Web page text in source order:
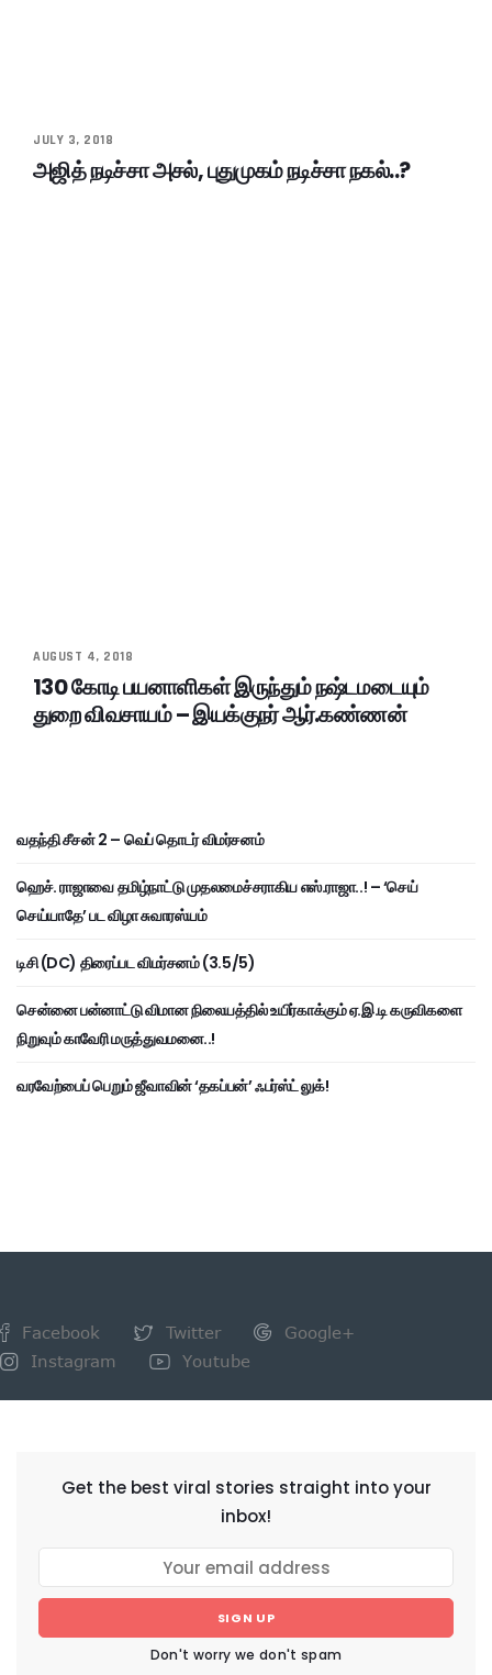
JULY 3, 2018
அஜித் நடிச்சா அசல், புதுமுகம் நடிச்சா நகல்..?
AUGUST 4, 2018
130 கோடி பயனாளிகள் இருந்தும் நஷ்டமடையும்
துறை விவசாயம் – இயக்குநர் ஆர்.கண்ணன்
வதந்தி சீசன் 2 – வெப் தொடர் விமர்சனம்
ஹெச். ராஜாவை தமிழ்நாட்டு முதலமைச்சராகிய எஸ்.ராஜா..! – ‘செய்
செய்யாதே’ பட விழா சுவாரஸ்யம்
டிசி (DC) திரைப்பட விமர்சனம் (3.5/5)
சென்னை பன்னாட்டு விமான நிலையத்தில் உயிர்காக்கும் ஏ.இ.டி கருவிகளை
நிறுவும் காவேரி மருத்துவமனை..!
வரவேற்பைப் பெறும் ஜீவாவின் ‘தகப்பன்’ ஃபர்ஸ்ட் லுக்!
Facebook Twitter
Google+
Instagram
Youtube
Get the best viral stories straight into your
inbox!
SIGN UP
Don't worry we don't spam